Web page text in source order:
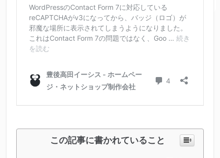
この記事に書かれていること